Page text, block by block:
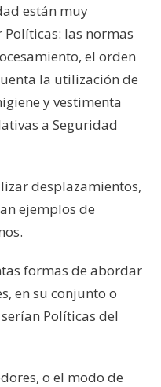
están muy
las normas
el orden
la utilización de
y vestimenta
a Seguridad
desplazamientos,
ejemplos de
formas de abordar
en su conjunto o
Políticas del
o el modo de